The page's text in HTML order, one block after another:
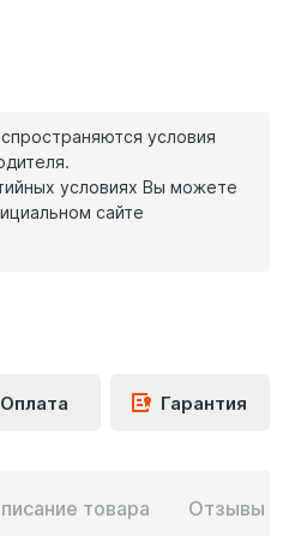
условия
условиях Вы можете
сайте
Оплата Гарантия
товара Отзывы